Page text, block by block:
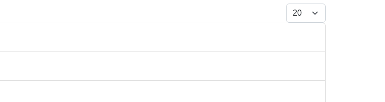
Anzeige #